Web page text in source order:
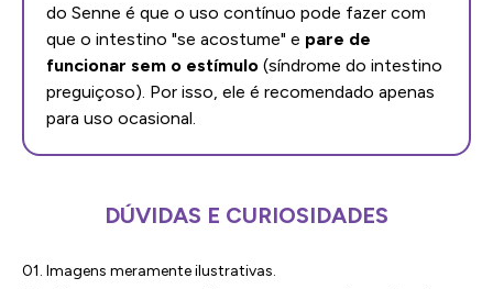
do Senne é que o uso contínuo pode fazer com
que o intestino "se acostume" e pare de
funcionar sem o estímulo (síndrome do intestino
preguiçoso). Por isso, ele é recomendado apenas
para uso ocasional.
DÚVIDAS E CURIOSIDADES
01. Imagens meramente ilustrativas.